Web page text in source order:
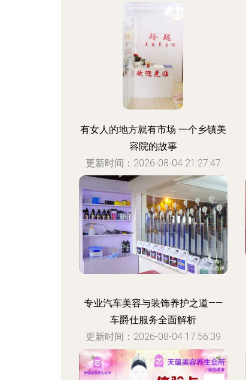
有女人的地方就有市场 一个乡镇美
容院的故事
更新时间：2026-08-04 21:27:47
专业汽车美容与装饰养护之道——
车爵仕服务全面解析
更新时间：2026-08-04 17:56:39